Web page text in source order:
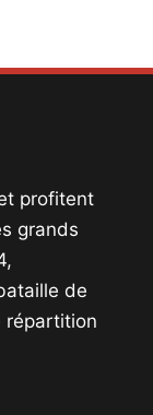
profitent
grands
de
répartition